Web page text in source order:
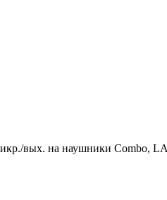
вых. на наушники Combo,